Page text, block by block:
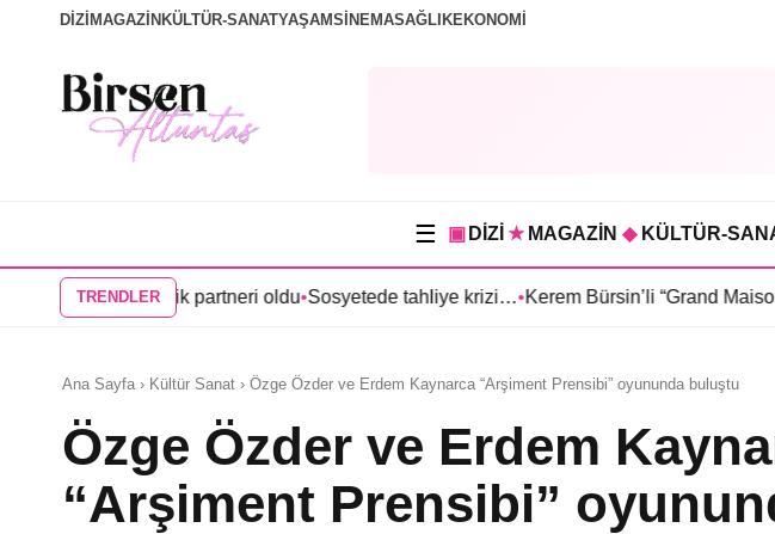
DİZİ MAGAZİN KÜLTÜR-SANATYAŞAMSİNEMASAĞLIKEKONOMİ
☰ ▣ DİZİ ★ MAGAZİN ◆ KÜLTÜR-
TRENDLER
Çelik partneri oldu •Sosyetede tahliye krizi…•Kerem Bürsin’li “Grand Maison İstanbul”dan
Ana Sayfa › Kültür Sanat › Özge Özder ve Erdem Kaynarca “Arşiment Prensibi” oyununda buluştu
Özge Özder ve Erdem
“Arşiment Prensibi”